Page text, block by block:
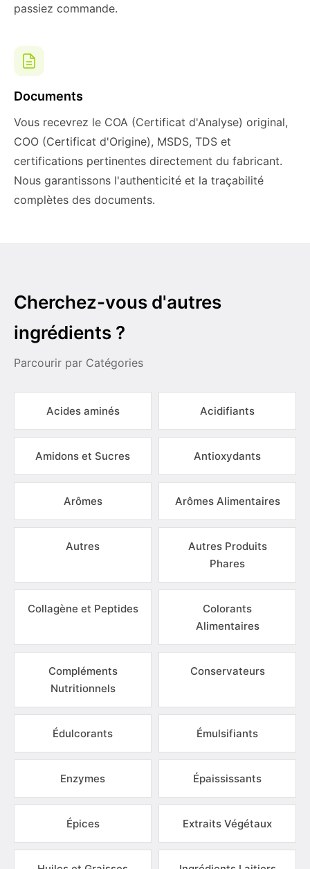
passiez commande.
Documents
Vous recevrez le COA (Certificat d'Analyse) original,
COO (Certificat d'Origine), MSDS, TDS et
certifications pertinentes directement du fabricant.
Nous garantissons l'authenticité et la traçabilité
complètes des documents.
Cherchez-vous d'autres
ingrédients ?
Parcourir par Catégories
Acides aminés Acidifiants
Amidons et Sucres Antioxydants
Arômes Arômes Alimentaires
Autres
Autres Produits
Phares
Collagène et Peptides
Colorants
Alimentaires
Compléments
Nutritionnels
Conservateurs
Édulcorants Émulsifiants
Enzymes Épaississants
Épices Extraits Végétaux